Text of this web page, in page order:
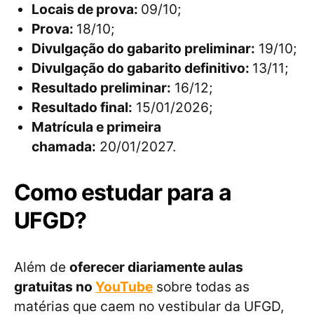
Locais de prova: 09/10;
Prova: 18/10;
Divulgação do gabarito preliminar: 19/10;
Divulgação do gabarito definitivo: 13/11;
Resultado preliminar: 16/12;
Resultado final: 15/01/2026;
Matrícula e primeira
chamada: 20/01/2027.
Como estudar para a
UFGD?
Além de oferecer diariamente aulas
gratuitas no YouTube sobre todas as
matérias que caem no vestibular da UFGD,